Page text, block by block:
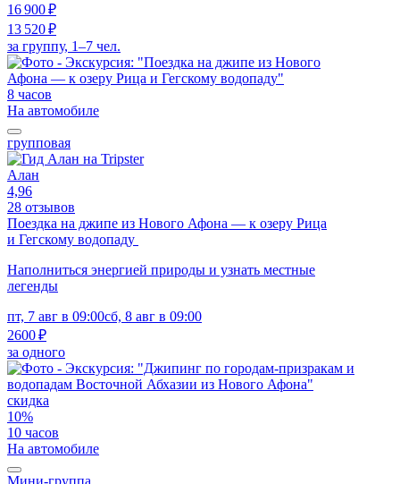
16 900 ₽
13 520 ₽
за группу, 1–7 чел.
8 часов
На автомобиле
групповая
Алан
4,96
28 отзывов
Поездка на джипе из Нового Афона — к озеру Рица
и Гегскому водопаду
Наполниться энергией природы и узнать местные
легенды
пт, 7 авг в 09:00сб, 8 авг в 09:00
2600 ₽
за одного
скидка
10%
10 часов
На автомобиле
Мини-группа